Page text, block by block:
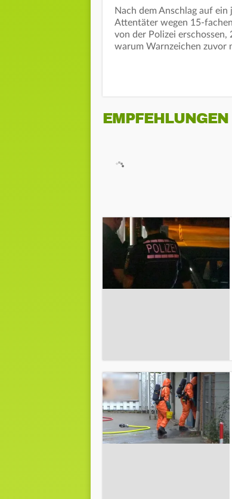
Nach dem Anschlag auf
Attentäter wegen 15-
von der Polizei
warum Warnzeichen zuvor
EMPFEHLUNGEN